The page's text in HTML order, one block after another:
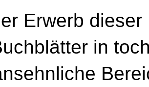
Erwerb
in